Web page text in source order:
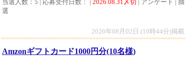
当選人数：5 | 応募受付日数： | 2026.08.31〆切 | アンケート | 抽
選
2026年08月02日 (10時44分)掲載
Amzonギフトカード1000円分(10名様)